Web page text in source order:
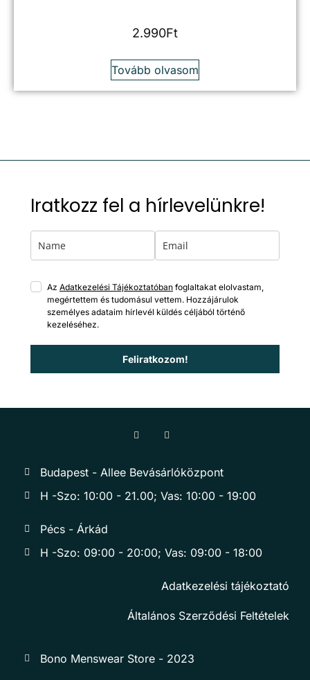
2.990Ft
Tovább olvasom
Iratkozz fel a hírlevelünkre!
Az Adatkezelési Tájékoztatóban foglaltakat elolvastam,
megértettem és tudomásul vettem. Hozzájárulok
személyes adataim hírlevél küldés céljából történő
kezeléséhez.
Feliratkozom!
Budapest - Allee Bevásárlóközpont
H -Szo: 10:00 - 21.00; Vas: 10:00 - 19:00
Pécs - Árkád
H -Szo: 09:00 - 20:00; Vas: 09:00 - 18:00
Adatkezelési tájékoztató
Általános Szerződési Feltételek
Bono Menswear Store - 2023